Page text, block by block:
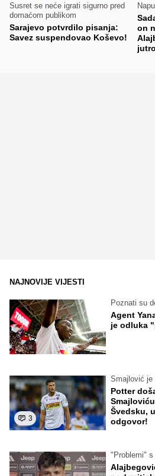
Susret se neće igrati sigurno pred
domaćom publikom
Sarajevo potvrdilo pisanja:
Savez suspendovao Koševo!
on
NAJNOVIJE VIJESTI
Poznati su
Agent
je odluka
3
Smajlović je
Potter
Švedsku,
odgovor!
"Problemi" s